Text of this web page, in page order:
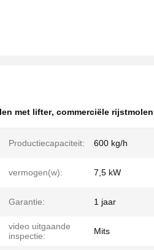
met lifter, commerciële
Productiecapaciteit: 600 kg/h
vermogen(w): 7,5 kW
Garantie: 1 jaar
video uitgaande
inspectie:
Mits